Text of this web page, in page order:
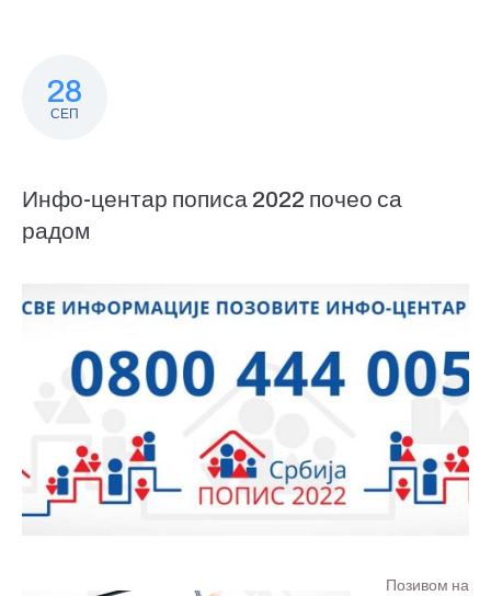
28
СЕП
Инфо-центар пописа 2022 почео са
радом
Позивом на